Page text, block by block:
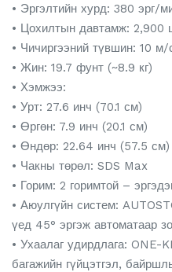
• Эргэлтийн хурд: 380 эрг/
• Цохилтын давтамж: 2,900
• Чичиргээний түвшин: 10 м/
• Жин: 19.7 фунт (~8.9 кг)
• Хэмжээ:
• Урт: 27.6 инч (70.1 см)
• Өргөн: 7.9 инч (20.1 см)
• Өндөр: 22.64 инч (57.5 см)
• Чакны төрөл: SDS Max
• Горим: 2 горимтой –
• Аюулгүйн систем:
үед 45° эргэж автоматаар
• Ухаалаг удирдлага:
багажийн гүйцэтгэл,